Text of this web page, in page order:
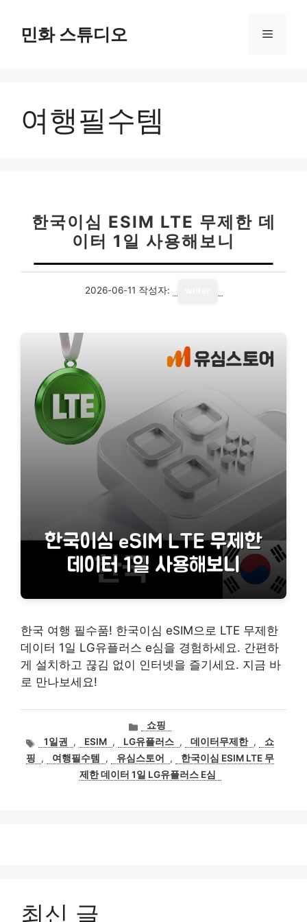
민화 스튜디오 메
여행필수템
한국이심 ESIM LTE 무제한 데
이터 1일 사용해보니
2026-06-11 작성자:
한국 여행 필수품! 한국이심 eSIM으로 LTE 무제한
데이터 1일 LG유플러스 e심을 경험하세요. 간편하
게 설치하고 끊김 없이 인터넷을 즐기세요. 지금 바
로 만나보세요!
카
테
고
리
쇼핑
태1일권 , ESIM , LG유플러스 , 데이터무제한 ,
쇼
핑
, 여행필수템 , 유심스토어 ,
한국이심 ESIM LTE 무
제한 데이터 1일 LG유플러스 E심
최신 글